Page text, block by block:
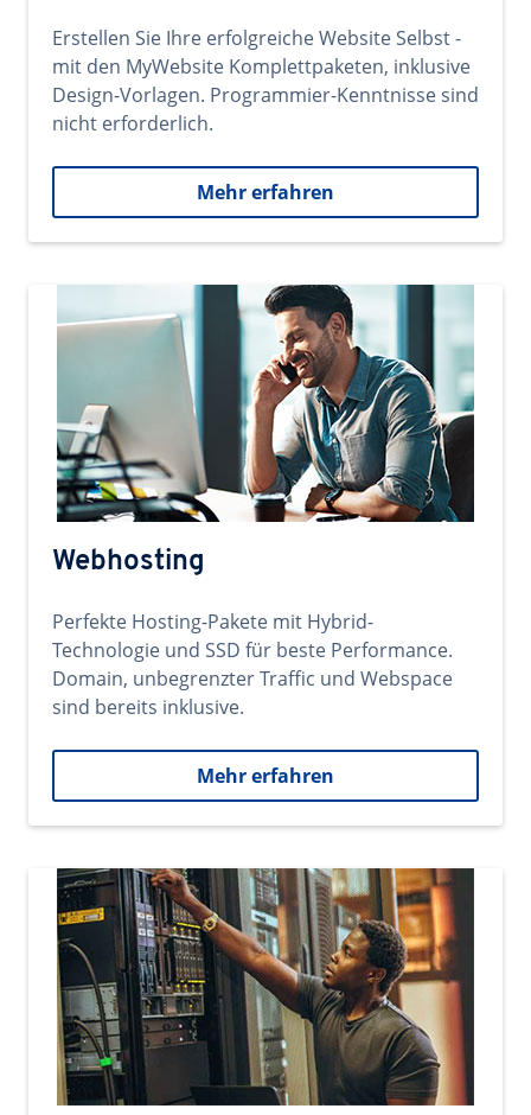
Erstellen Sie Ihre erfolgreiche Website Selbst -
mit den MyWebsite Komplettpaketen, inklusive
Design-Vorlagen. Programmier-Kenntnisse sind
nicht erforderlich.
Mehr erfahren
Webhosting
Perfekte Hosting-Pakete mit Hybrid-
Technologie und SSD für beste Performance.
Domain, unbegrenzter Traffic und Webspace
sind bereits inklusive.
Mehr erfahren